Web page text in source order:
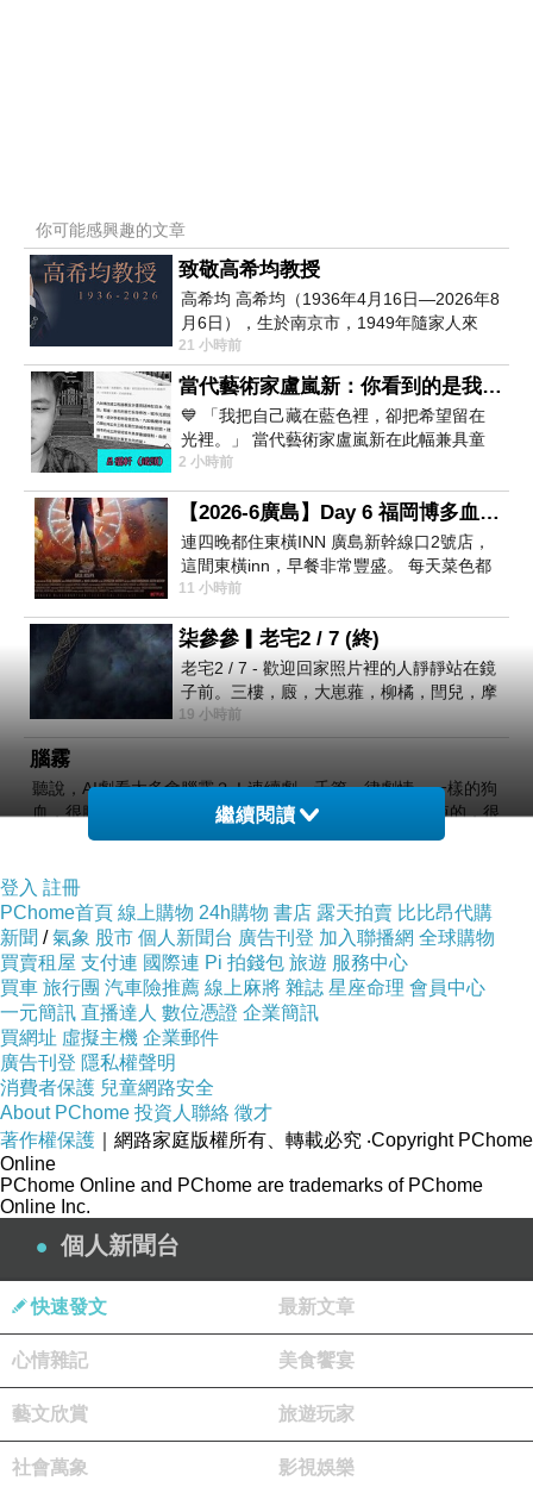
繼續閱讀
你可能感興趣的文章
致敬高希均教授
高希均 高希均（1936年4月16日—2026年8
月6日），生於南京市，1949年隨家人來
台，1959年赴美深造並取得經濟發展博士
學位。曾任
21 小時前
當代藝術家盧嵐新：你看到的是我的輪廓，還是你的故事？——藏在藍色裡的希望與光
💙 「我把自己藏在藍色裡，卻把希望留在
光裡。」 當代藝術家盧嵐新在此幅兼具童
趣靈動與抽象韻味的新作中，用湛藍的羽翼
般色塊包覆著
2 小時前
【2026-6廣島】Day 6 福岡博多血拼 與機場接送少年司機深夜對談
連四晚都住東橫INN 廣島新幹線口2號店，
這間東橫inn，早餐非常豐盛。 每天菜色都
有變化，雖然看到工作人員拿出料理包加
熱，但
11 小時前
柒參參▎老宅2 / 7 (終)
老宅2 / 7 - 歡迎回家照片裡的人靜靜站在鏡
子前。三樓，廄，大崽蕥，柳橘，閆兒，摩
斯和崽崽，七個人整整齊齊地站在鏡框之
外，如同
19 小時前
腦霧
聽說，AI劇看太多會腦霧？！連續劇，千篇一律劇情，一樣的狗
血，很膩...AI 劇，雖然男女主都長的差不多，但劇情短短的，很
適合打發時
登入 註冊
PChome首頁 線上購物 24h購物 書店 露天拍賣 比比昂代購
新聞 /氣象 股市 個人新聞台 廣告刊登 加入聯播網 全球購物
買賣租屋 支付連 國際連 Pi 拍錢包 旅遊 服務中心
買車 旅行團 汽車險推薦 線上麻將 雜誌 星座命理 會員中心
一元簡訊 直播達人 數位憑證 企業簡訊
買網址 虛擬主機 企業郵件
廣告刊登 隱私權聲明
消費者保護 兒童網路安全
About PChome 投資人聯絡 徵才
著作權保護 ｜網路家庭版權所有、轉載必究 ‧Copyright PChome
Online
PChome Online and PChome are trademarks of PChome
Online Inc.
個人新聞台
快速發文 最新文章
心情雜記 美食饗宴
藝文欣賞 旅遊玩家
社會萬象 影視娛樂